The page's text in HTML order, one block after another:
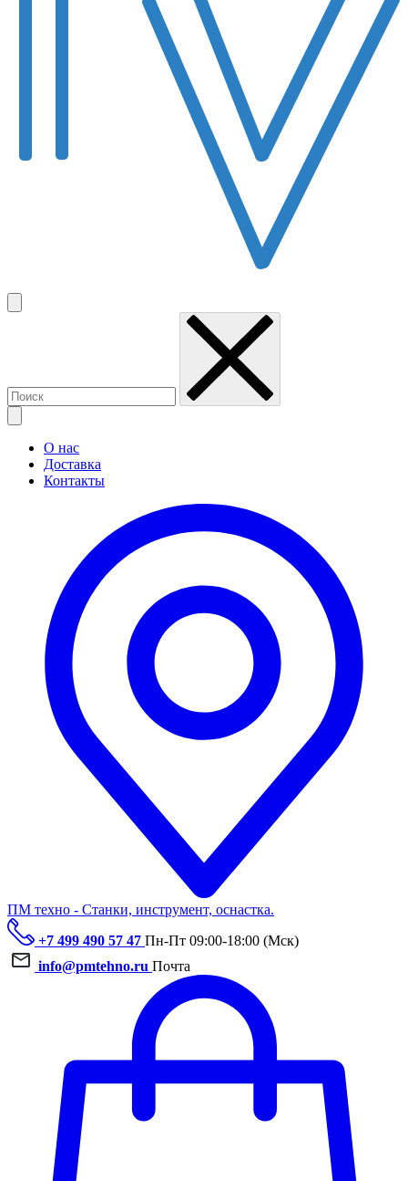
О нас
Доставка
Контакты
ПМ техно - Станки, инструмент, оснастка.
+7 499 490 57 47 Пн-Пт 09:00-18:00 (Мск)
info@pmtehno.ru Почта